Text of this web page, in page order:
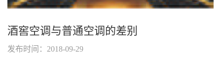
酒窖空调与普通空调的差别
发布时间：2018-09-29